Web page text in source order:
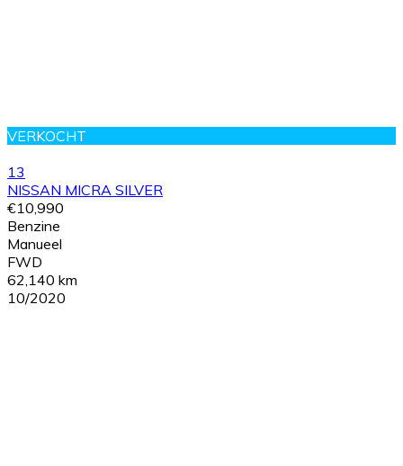
VERKOCHT
13
NISSAN MICRA SILVER
€10,990
Benzine
Manueel
FWD
62,140 km
10/2020